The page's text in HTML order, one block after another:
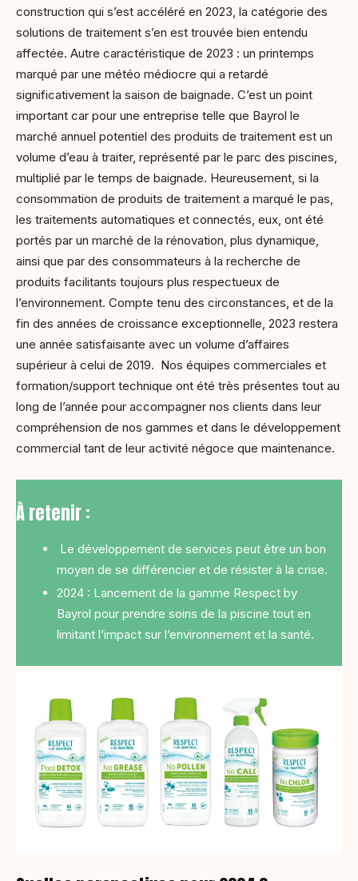
construction qui s’est accéléré en 2023, la catégorie des
solutions de traitement s’en est trouvée bien entendu
affectée. Autre caractéristique de 2023 : un printemps
marqué par une météo médiocre qui a retardé
significativement la saison de baignade. C’est un point
important car pour une entreprise telle que Bayrol le
marché annuel potentiel des produits de traitement est un
volume d’eau à traiter, représenté par le parc des piscines,
multiplié par le temps de baignade. Heureusement, si la
consommation de produits de traitement a marqué le pas,
les traitements automatiques et connectés, eux, ont été
portés par un marché de la rénovation, plus dynamique,
ainsi que par des consommateurs à la recherche de
produits facilitants toujours plus respectueux de
l’environnement. Compte tenu des circonstances, et de la
fin des années de croissance exceptionnelle, 2023 restera
une année satisfaisante avec un volume d’affaires
supérieur à celui de 2019. Nos équipes commerciales et
formation/support technique ont été très présentes tout au
long de l’année pour accompagner nos clients dans leur
compréhension de nos gammes et dans le développement
commercial tant de leur activité négoce que maintenance.
À retenir :
Le développement de services peut être un bon
moyen de se différencier et de résister à la crise.
2024 : Lancement de la gamme Respect by
Bayrol pour prendre soins de la piscine tout en
limitant l’impact sur l’environnement et la santé.